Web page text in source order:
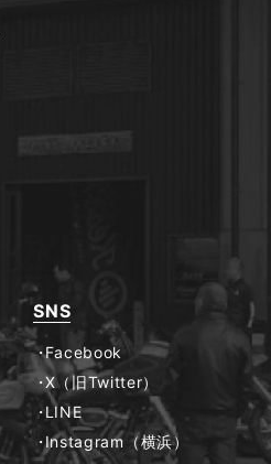
SNS
Facebook
X（旧Twitter）
LINE
Instagram（横浜）